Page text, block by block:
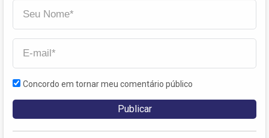
Concordo em tornar meu comentário público